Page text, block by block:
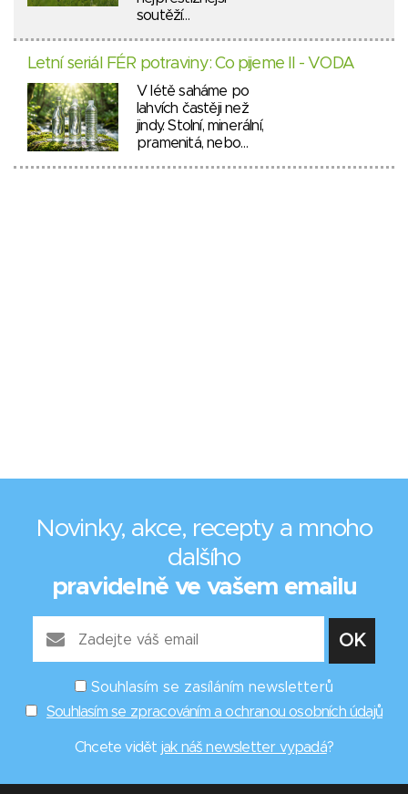
soutěží…
Letní seriál FÉR potraviny: Co pijeme II - VODA
V létě saháme po
lahvích častěji než
jindy. Stolní, minerální,
pramenitá, nebo…
Novinky, akce, recepty a mnoho
dalšího
pravidelně ve vašem emailu
Souhlasím se zasíláním newsletterů
Souhlasím se zpracováním a ochranou osobních údajů
Chcete vidět jak náš newsletter vypadá?